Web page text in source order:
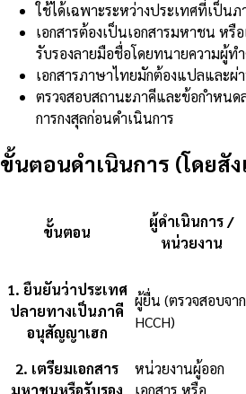
ใช้ได้เฉพาะระหว่างประเทศที่เป็น
เอกสารต้องเป็นเอกสารมหาชน หรื
รับรองลายมือชื่อโดยทนายความผู้ท
เอกสารภาษาไทยมักต้องแปลและผ่
ตรวจสอบสถานะภาคีและข้อกำหนด
การกงสุลก่อนดำเนินการ
ขั้นตอนดำเนินการ (โดยสั
ขั้นตอน
ผู้ดำเนินการ /
หน่วยงาน
1. ยืนยันว่าประเทศ
ปลายทางเป็นภาคี
อนุสัญญาเฮก
ผู้ยื่น (ตรวจสอบจาก
HCCH)
2. เตรียมเอกสาร
มหาชนหรือรับรอง
หน่วยงานผู้ออก
เอกสาร หรือ